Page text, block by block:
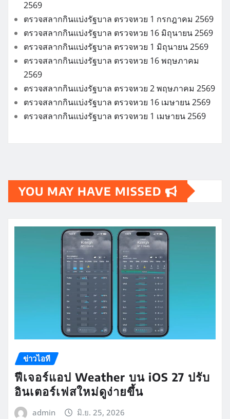
2569
ตรวจสลากกินแบ่งรัฐบาล ตรวจหวย 1 กรกฎาคม 2569
ตรวจสลากกินแบ่งรัฐบาล ตรวจหวย 16 มิถุนายน 2569
ตรวจสลากกินแบ่งรัฐบาล ตรวจหวย 1 มิถุนายน 2569
ตรวจสลากกินแบ่งรัฐบาล ตรวจหวย 16 พฤษภาคม
2569
ตรวจสลากกินแบ่งรัฐบาล ตรวจหวย 2 พฤษภาคม 2569
ตรวจสลากกินแบ่งรัฐบาล ตรวจหวย 16 เมษายน 2569
ตรวจสลากกินแบ่งรัฐบาล ตรวจหวย 1 เมษายน 2569
YOU MAY HAVE MISSED
ข่าวไอที
ฟีเจอร์แอป Weather บน iOS 27 ปรับ
อินเตอร์เฟสใหม่ดูง่ายขึ้น
admin มิ.ย. 25, 2026